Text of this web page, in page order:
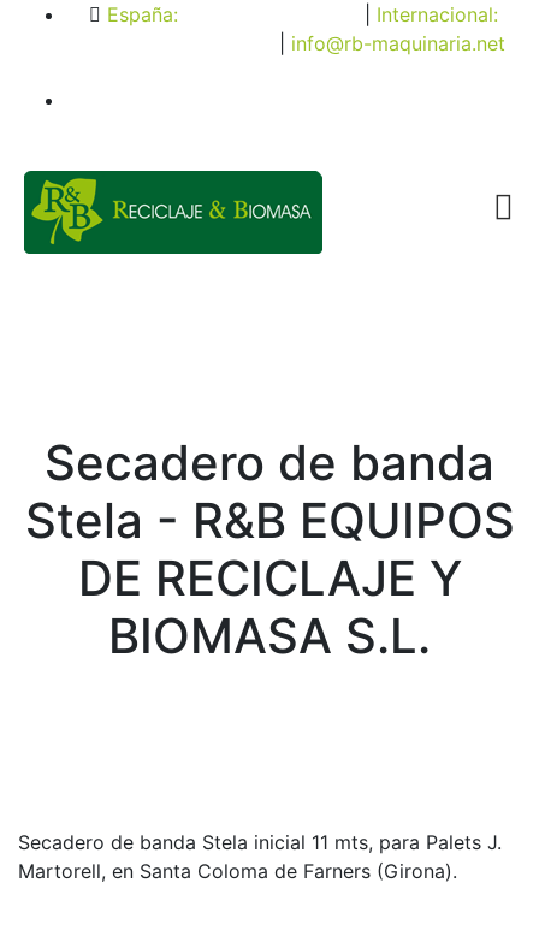
España:
Internacional:
info@rb-maquinaria.net
Secadero de banda
Stela - R&B EQUIPOS
DE RECICLAJE Y
BIOMASA S.L.
Secadero de banda Stela inicial 11 mts, para Palets J.
Martorell, en Santa Coloma de Farners (Girona).